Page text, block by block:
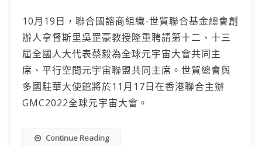
10月19日，聯合國諮商組織-世貿聯合基金總會創
辦人拿督斯里吳罡豪教授隆重聘請第十二、十三
屆全國人大代表蔡毅為全球元宇宙大會共同主
席、平行空間元宇宙聯盟共同主席。世貿總會與
多國駐華大使館將於11月17日在香港聯合主辦
GMC2022全球元宇宙大會。
Continue Reading